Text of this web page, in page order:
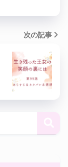
次の記事